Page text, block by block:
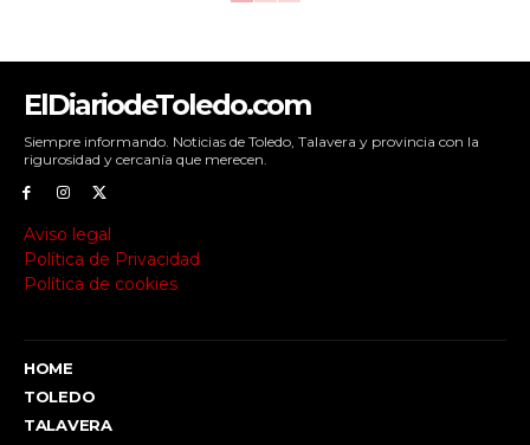
ElDiariodeToledo.com
Siempre informando. Noticias de Toledo, Talavera y provincia con la
rigurosidad y cercanía que merecen.
Aviso legal
Política de Privacidad
Política de cookies
HOME
TOLEDO
TALAVERA